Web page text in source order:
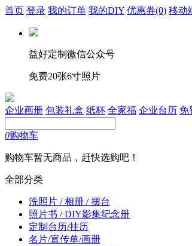
首页 登录 我的订单 我的DIY 优惠券(0) 移动
益好定制微信公众号
免费20张6寸照片
企业画册 包装礼盒 纸杯 全家福 企业台历 免
0购物车
购物车暂无商品，赶快选购吧！
全部分类
洗照片 / 相册 / 摆台
照片书 / DIY影集纪念册
定制台历/挂历
名片/宣传单/画册